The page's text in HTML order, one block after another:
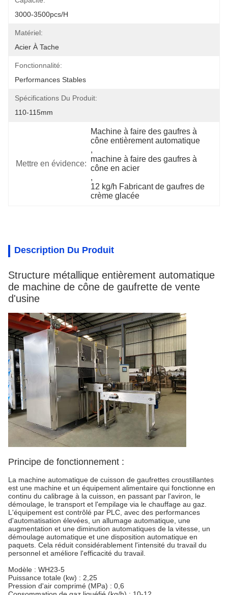
3000-3500pcs/h
Matériel:
Acier À Tache
Fonctionnalité:
Performances Stables
Spécifications Du Produit:
110-115mm
Mettre en évidence:
Machine à faire des gaufres à
cône entièrement automatique
,
machine à faire des gaufres à
cône en acier
,
12 kg/h Fabricant de gaufres de
crème glacée
Description Du Produit
Structure métallique entièrement automatique
de machine de cône de gaufrette de vente
d'usine
Principe de fonctionnement :
La machine automatique de cuisson de gaufrettes croustillantes
est une machine et un équipement alimentaire qui fonctionne en
continu du calibrage à la cuisson, en passant par l'aviron, le
démoulage, le transport et l'empilage via le chauffage au gaz.
L'équipement est contrôlé par PLC, avec des performances
d'automatisation élevées, un allumage automatique, une
augmentation et une diminution automatiques de la vitesse, un
démoulage automatique et une disposition automatique en
paquets. Cela réduit considérablement l'intensité du travail du
personnel et améliore l'efficacité du travail.
Modèle : WH23-5
Puissance totale (kw) : 2,25
Pression d'air comprimé (MPa) : 0,6